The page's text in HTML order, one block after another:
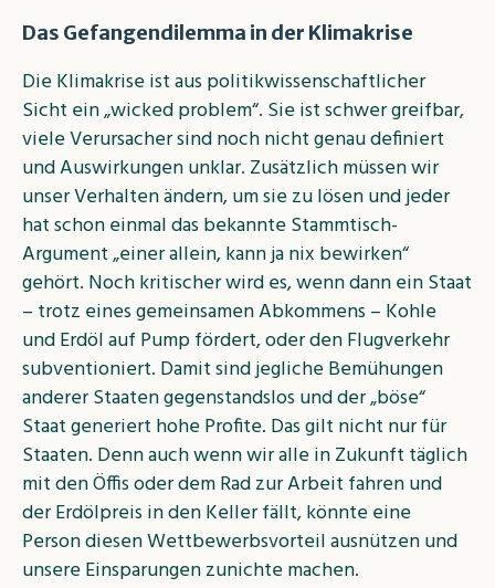
Das Gefangendilemma in der Klimakrise
Die Klimakrise ist aus politikwissenschaftlicher
Sicht ein „wicked problem“. Sie ist schwer greifbar,
viele Verursacher sind noch nicht genau definiert
und Auswirkungen unklar. Zusätzlich müssen wir
unser Verhalten ändern, um sie zu lösen und jeder
hat schon einmal das bekannte Stammtisch-
Argument „einer allein, kann ja nix bewirken“
gehört. Noch kritischer wird es, wenn dann ein Staat
– trotz eines gemeinsamen Abkommens – Kohle
und Erdöl auf Pump fördert, oder den Flugverkehr
subventioniert. Damit sind jegliche Bemühungen
anderer Staaten gegenstandslos und der „böse“
Staat generiert hohe Profite. Das gilt nicht nur für
Staaten. Denn auch wenn wir alle in Zukunft täglich
mit den Öffis oder dem Rad zur Arbeit fahren und
der Erdölpreis in den Keller fällt, könnte eine
Person diesen Wettbewerbsvorteil ausnützen und
unsere Einsparungen zunichte machen.